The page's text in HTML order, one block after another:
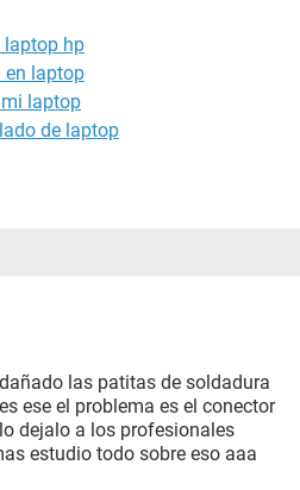
laptop hp
en laptop
laptop
de laptop
las patitas de soldadura
ese el problema es el conector
dejalo a los profesionales
estudio todo sobre eso aaa